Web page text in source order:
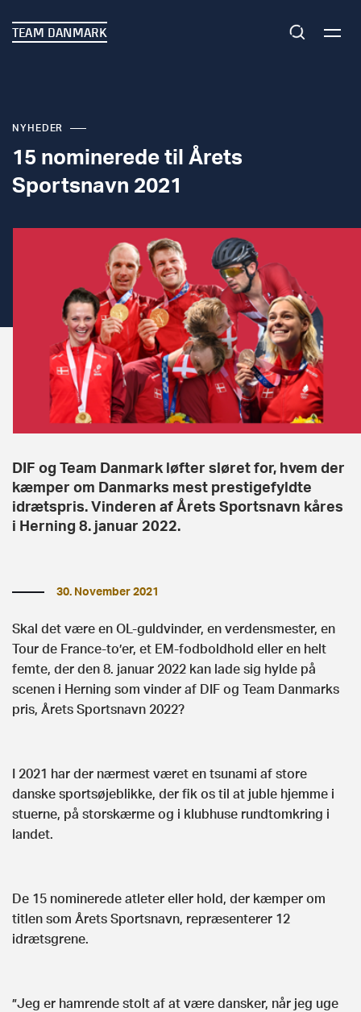
TEAM DANMARK
NYHEDER
15 nominerede til Årets
Sportsnavn 2021
DIF og Team Danmark løfter sløret for, hvem der
kæmper om Danmarks mest prestigefyldte
idrætspris. Vinderen af Årets Sportsnavn kåres
i Herning 8. januar 2022.
30. November 2021
Skal det være en OL-guldvinder, en verdensmester, en
Tour de France-to’er, et EM-fodboldhold eller en helt
femte, der den 8. januar 2022 kan lade sig hylde på
scenen i Herning som vinder af DIF og Team Danmarks
pris, Årets Sportsnavn 2022?
I 2021 har der nærmest været en tsunami af store
danske sportsøjeblikke, der fik os til at juble hjemme i
stuerne, på storskærme og i klubhuse rundtomkring i
landet.
De 15 nominerede atleter eller hold, der kæmper om
titlen som Årets Sportsnavn, repræsenterer 12
idrætsgrene.
”Jeg er hamrende stolt af at være dansker, når jeg uge